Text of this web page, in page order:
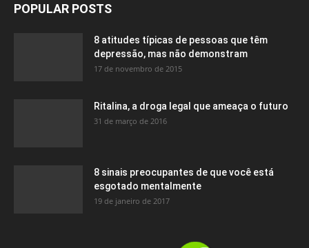
POPULAR POSTS
8 atitudes típicas de pessoas que têm
depressão, mas não demonstram
17 de novembro de 2015
Ritalina, a droga legal que ameaça o futuro
31 de março de 2016
8 sinais preocupantes de que você está
esgotado mentalmente
19 de janeiro de 2017